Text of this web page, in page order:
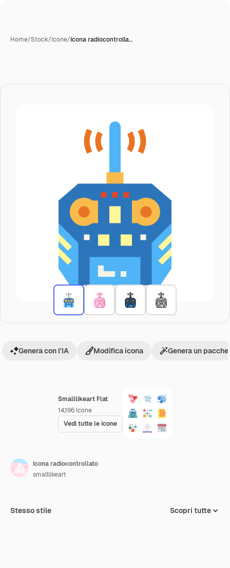
Home/Stock/Icone/Icona radiocontrolla…
Smalllikeart Flat
14,196 Icone
Vedi tutte le icone
Genera con l'IA Modifica icona Genera un
Icona radiocontrollato
smalllikeart
Stesso stile Scopri tutte